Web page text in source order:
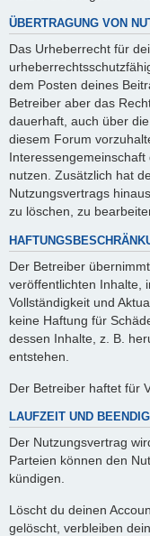
ÜBERTRAGUNG VON
Das Urheberrecht für
dem Posten deines
Betreiber aber das
dauerhaft, auch über
diesem Forum
nutzen. Zusätzlich hat
Nutzungsvertrags
zu löschen, zu
Der Betreiber
veröffentlichten Inhalte,
Vollständigkeit und
keine Haftung für
dessen Inhalte, z. B.
entstehen.
Der Betreiber haftet für
LAUFZEIT UND
Der Nutzungsvertrag
Parteien können den
kündigen.
Löscht du deinen
gelöscht, verbleiben